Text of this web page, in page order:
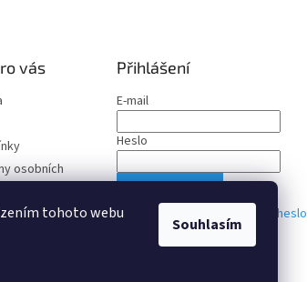
tohoto webu
Souhlasím
vás
osobních
Přihlášení
E-mail
Heslo
Nová registrace Zapomenuté heslo